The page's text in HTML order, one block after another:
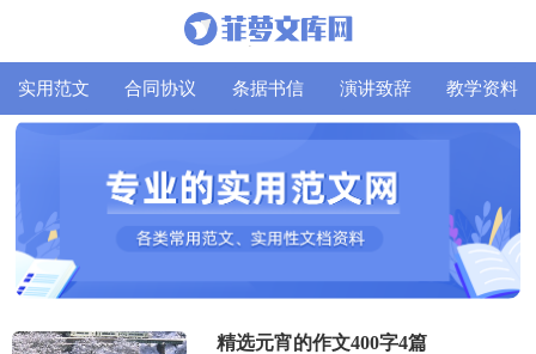
实用范文 合同协议 条据书信 演讲致辞 教学资料
精选元宵的作文400字4篇